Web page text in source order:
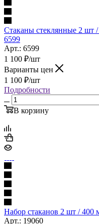
Стаканы стеклянные 2 шт
6599
Арт.: 6599
1 100 ₽/шт
Варианты цен
1 100 ₽/шт
Подробности
В корзину
Набор стаканов 2 шт / 400
Арт.: 19060